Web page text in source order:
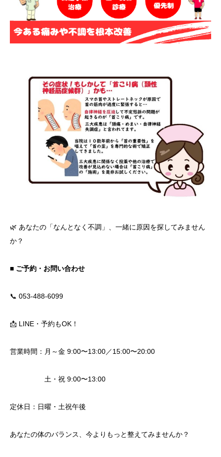
🌿 あなたの「なんとなく不調」、一緒に原因を探してみません
か？
■ ご予約・お問い合わせ
📞 053-488-6099
📩 LINE・予約もOK！
営業時間：月～金 9:00〜13:00／15:00〜20:00
土・祝 9:00〜13:00
定休日：日曜・土祝午後
あなたの体のバランス、今よりもっと整えてみませんか？